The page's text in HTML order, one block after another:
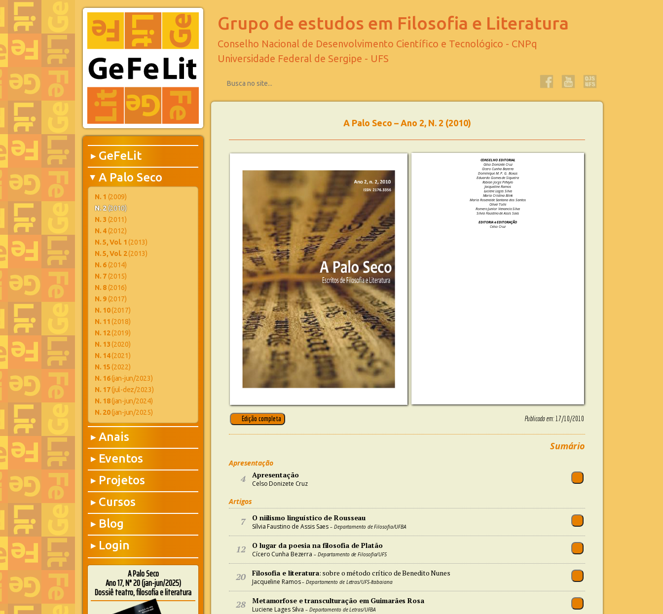
▶ GeFeLit
▶ A Palo Seco
N. 1 (2009)
N. 2(2010)
N. 3 (2011)
N. 4(2012)
N. 5, Vol. 1 (2013)
N. 5, Vol. 2(2013)
N. 6(2014)
N. 7(2015)
N. 8(2016)
N. 9(2017)
N. 10(2017)
N. 11 (2018)
N. 12(2019)
N. 13(2020)
N. 14(2021)
N. 15(2022)
N. 16(jan-jun/2023)
N. 17(jul-dez/2023)
N. 18(jan-jun/2024)
N. 20(jan-jun/2025)
▶ Anais
▶ Eventos
▶ Projetos
▶ Cursos
▶ Blog
▶ Login
A Palo Seco
Ano 17, N° 20 (jan-jun/2025)
Dossiê teatro, filosofia e literatura
Grupo de estudos em Filosofia e Literatura
Conselho Nacional de Desenvolvimento Científico e Tecnológico - CNPq
Universidade Federal de Sergipe - UFS
A Palo Seco – Ano 2, N. 2 (2010)
CONSELHO EDITORIAL
Celso Donizete Cruz
Cicero Cunha Bezerra
Dominique M. P. G. Boxus
Eduardo Gomes de Siqueira
Fabian Jorge Piñeyro
Jacqueline Ramos
Luciene Lages Silva
Maria Cristina Blink
Maria Roseneide Santana dos Santos
Oliver Tolle
Romero Junior Venancio Silva
Sílvia Faustino de Assis Saes
EDITORIA e EDITORAÇÃO
Celso Cruz
Edição completa Publicado em: 17/10/2010
Sumário
Apresentação
4 Apresentação
Celso Donizete Cruz
Artigos
7 O niilismo linguístico de Rousseau
Sílvia Faustino de Assis Saes – Departamento de Filosofia/UFBA
12 O lugar da poesia na filosofia de Platão
Cícero Cunha Bezerra – Departamento de Filosofia/UFS
20 Filosofia e literatura: sobre o método crítico de Benedito Nunes
Jacqueline Ramos– Departamento de Letras/UFS-Itabaiana
28 Metamorfose e transculturação em Guimarães Rosa
Luciene Lages Silva – Departamento de Letras/UFBA